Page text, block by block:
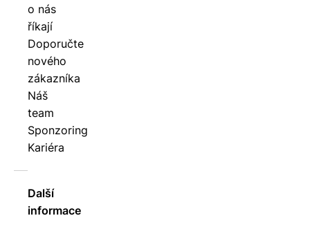
o nás
říkají
Doporučte
nového
zákazníka
Náš
team
Sponzoring
Kariéra
Další
informace